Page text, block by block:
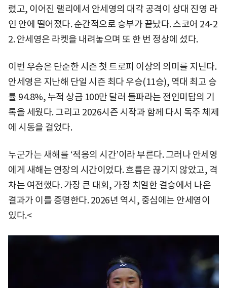
렸고, 이어진 랠리에서 안세영의 대각 공격이 상대 진영 라
인 안에 떨어졌다. 순간적으로 승부가 끝났다. 스코어 24-2
2. 안세영은 라켓을 내려놓으며 또 한 번 정상에 섰다.
이번 우승은 단순한 시즌 첫 트로피 이상의 의미를 지닌다.
안세영은 지난해 단일 시즌 최다 우승(11승), 역대 최고 승
률 94.8%, 누적 상금 100만 달러 돌파라는 전인미답의 기
록을 세웠다. 그리고 2026시즌 시작과 함께 다시 독주 체제
에 시동을 걸었다.
누군가는 새해를 ‘적응의 시간’이라 부른다. 그러나 안세영
에게 새해는 연장의 시간이었다. 흐름은 끊기지 않았고, 격
차는 여전했다. 가장 큰 대회, 가장 치열한 결승에서 나온
결과가 이를 증명한다. 2026년 역시, 중심에는 안세영이
있다.<